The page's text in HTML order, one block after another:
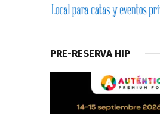
PRE-RESERVA HIP